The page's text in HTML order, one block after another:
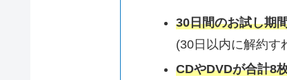
30日間のお試し期
(30日以内に解約す
CDやDVDが合計8